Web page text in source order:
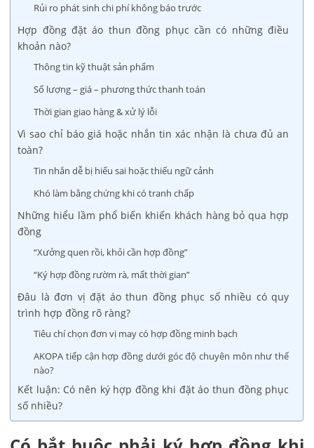
Rủi ro phát sinh chi phí không báo trước
Hợp đồng đặt áo thun đồng phục cần có những điều
khoản nào?
Thông tin kỹ thuật sản phẩm
Số lượng – giá – phương thức thanh toán
Thời gian giao hàng & xử lý lỗi
Vì sao chỉ báo giá hoặc nhắn tin xác nhận là chưa đủ an
toàn?
Tin nhắn dễ bị hiểu sai hoặc thiếu ngữ cảnh
Khó làm bằng chứng khi có tranh chấp
Những hiểu lầm phổ biến khiến khách hàng bỏ qua hợp
đồng
“Xưởng quen rồi, khỏi cần hợp đồng”
“Ký hợp đồng rườm rà, mất thời gian”
Đâu là đơn vị đặt áo thun đồng phục số nhiều có quy
trình hợp đồng rõ ràng?
Tiêu chí chọn đơn vị may có hợp đồng minh bạch
AKOPA tiếp cận hợp đồng dưới góc độ chuyên môn như thế
nào?
Kết luận: Có nên ký hợp đồng khi đặt áo thun đồng phục
số nhiều?